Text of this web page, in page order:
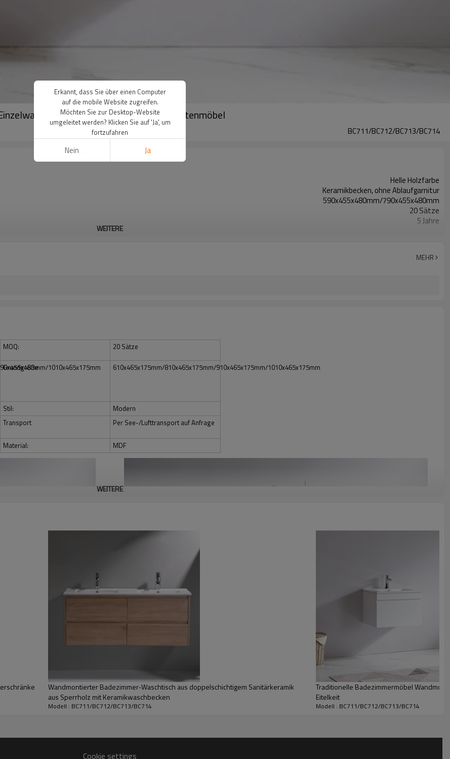
wasserbeständige Toilettenmöbel
BC711/BC712/BC713/BC714
Helle Holzfarbe
Keramikbecken, ohne Ablaufgarnitur
590x455x480mm/790x455x480mm
20 Sätze
5 Jahre
WEITERE
MEHR
MOQ: 20 Sätze
1010x465x175mm
Grundgröße: 610x465x175mm/810x465x175mm/910x465x175mm/1010x465x175mm
Stil:
Modern
Transport Per See-/Lufttransport auf Anfrage
Material: MDF
WEITERE
Wandmontierter Badezimmer-Waschtisch aus doppelschichtigem Sanitärkeramik
aus Sperrholz mit Keramikwaschbecken
Modell : BC711/BC712/BC713/BC714
Traditionelle Badezimmermöbel
Eitelkeit
Modell : BC711/BC712/BC713/BC714
Cookie settings
Erkannt, dass Sie über einen Computer
auf die mobile Website zugreifen.
Möchten Sie zur Desktop-Website
umgeleitet werden? Klicken Sie auf 'Ja', um
fortzufahren
Nein Ja